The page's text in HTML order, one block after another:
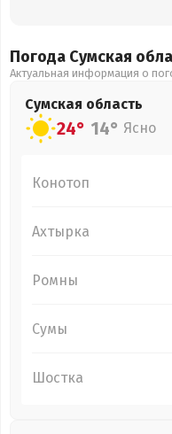
Погода Сумская
Актуальная информация о
Сумская область
24° 14° Ясно
Конотоп
Ахтырка
Ромны
Сумы
Шостка